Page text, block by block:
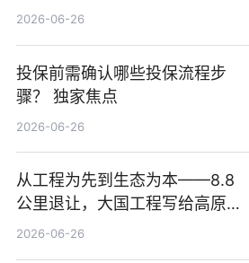
2026-06-26
投保前需确认哪些投保流程步
骤？ 独家焦点
2026-06-26
从工程为先到生态为本——8.8
公里退让，大国工程写给高原生
灵的温柔情书
2026-06-26